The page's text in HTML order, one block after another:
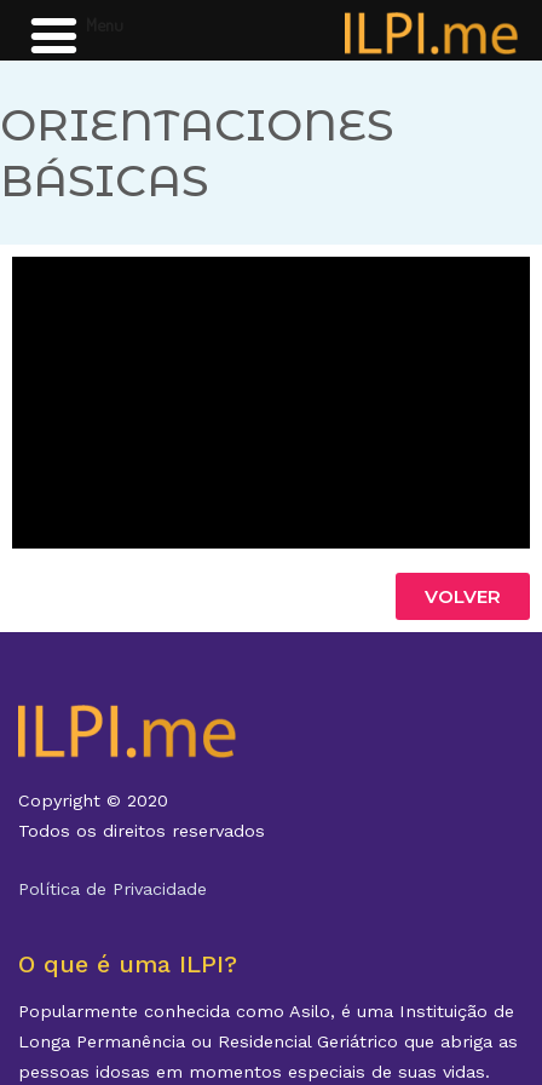
ORIENTACIONES
BÁSICAS
VOLVER
Copyright © 2020
Todos os direitos reservados
Política de Privacidade
O que é uma ILPI?
Popularmente conhecida como Asilo, é uma Instituição de
Longa Permanência ou Residencial Geriátrico que abriga as
pessoas idosas em momentos especiais de suas vidas.